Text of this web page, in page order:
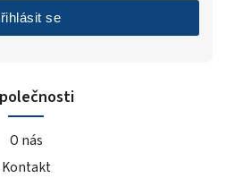
O nás
Kontakt
se